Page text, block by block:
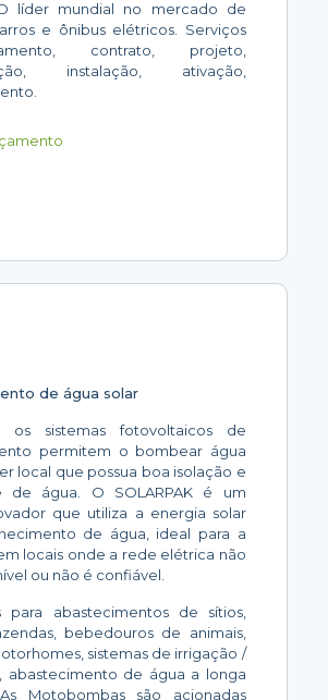
líder mundial no mercado de
e ônibus elétricos. Serviços
contrato, projeto,
instalação, ativação,
de água solar
os sistemas fotovoltaicos de
permitem o bombear água
local que possua boa isolação e
de água. O SOLARPAK é um
que utiliza a energia solar
de água, ideal para a
locais onde a rede elétrica não
ou não é confiável.
para abastecimentos de sítios,
bebedouros de animais,
sistemas de irrigação /
abastecimento de água a longa
Motobombas são acionadas